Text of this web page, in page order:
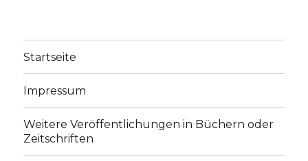
Startseite
Impressum
Weitere Veröffentlichungen in Büchern oder
Zeitschriften